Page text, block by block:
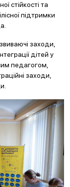
стійкості та
підтримки
заходи,
дітей у
педагогом,
заходи,